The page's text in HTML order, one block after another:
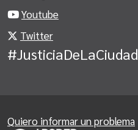
Youtube
Twitter
#JusticiaDeLaCiudad
Quiero informar un problema